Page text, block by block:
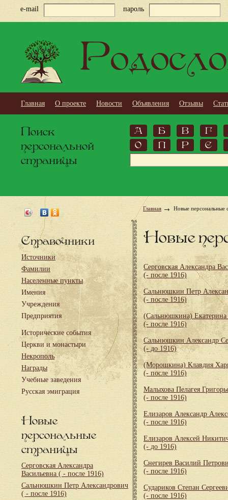
e-mail пароль
Главная О проекте Новости Объявления Отзывы
Поиск
персональной
страницы
А Б В
Г
О
П Р С
Справочники
Источники
Фамилии
Населенные пункты
Имения
Учреждения
Предприятия
Исторические события
Церкви и монастыри
Некрополь
Награды
Учебные заведения
Русская эмиграция
Новые
персональные
страницы
Серговская Александра
Васильевна ( - после 1916)
Сальнюшкин Петр Александрович
( - после 1916)
Главная Новые персональные
Новые
Серговская Александра
(- после 1916)
Сальнюшкин Петр
(- после 1916)
(Сальнюшкина) Екатерина
(- после 1916)
Сальнюшкин Александр
(- до 1916)
(Морошкина) Клавдия
(- после 1916)
Малыхова Пелагея
(- после 1916)
Елизаров Александр
(- после 1916)
Елизаров Алексей
(- до 1916)
Снегирев Василий
(- после 1916)
Судариков Степан
(- после 1916)